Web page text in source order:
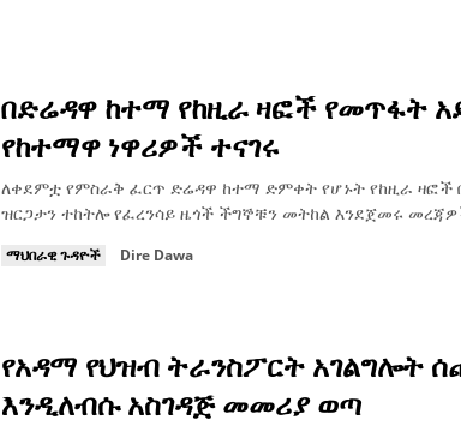
በድሬዳዋ ከተማ የከዚራ ዛፎች የመጥፋት
የከተማዋ ነዋሪዎች ተናገሩ
ለቀደምቷ የምስራቅ ፈርጥ ድሬዳዋ ከተማ ድምቀት የሆኑት የከዚራ ዛፎች
ዝርጋታን ተከትሎ የፈረንሳይ ዜጎች ችግኞቹን መትከል እንደጀመሩ
ማህበራዊ ጉዳዮች Dire Dawa
የአዳማ የህዝብ ትራንስፖርት አገልግሎት
እንዲለብሱ አስገዳጅ መመሪያ ወጣ